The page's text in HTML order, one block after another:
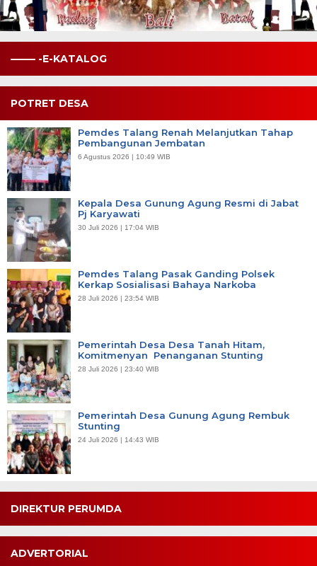
——– -E-KATALOG
POTRET DESA
Pemdes Talang Renah Melanjutkan Tahap
Pembangunan Jembatan
6 Agustus 2026 | 10:49 WIB
Kepala Desa Gunung Agung Resmi di Jabat
Pj Karyawati
30 Juli 2026 | 17:04 WIB
Pemdes Talang Pasak Ganding Polsek
Kerkap Sosialisasi Bahaya Narkoba
28 Juli 2026 | 23:54 WIB
Pemerintah Desa Desa Tanah Hitam,
Komitmenyan Penanganan Stunting
28 Juli 2026 | 23:40 WIB
Pemerintah Desa Gunung Agung Rembuk
Stunting
24 Juli 2026 | 14:43 WIB
DIREKTUR PERUMDA
ADVERTORIAL